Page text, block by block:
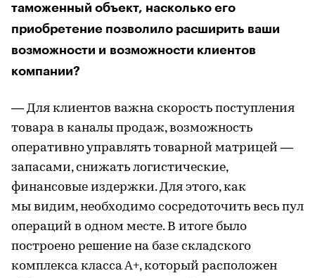
таможенный объект, насколько его
приобретение позволило расширить ваши
возможности и возможности клиентов
компании?
— Для клиентов важна скорость поступления
товара в каналы продаж, возможность
оперативно управлять товарной матрицей —
запасами, снижать логистические,
финансовые издержки. Для этого, как
мы видим, необходимо сосредоточить весь пул
операций в одном месте. В итоге было
построено решение на базе складского
комплекса класса А+, который расположен